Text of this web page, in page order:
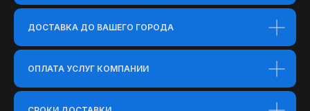
ДОСТАВКА ДО ВАШЕГО ГОРОДА
ОПЛАТА УСЛУГ КОМПАНИИ